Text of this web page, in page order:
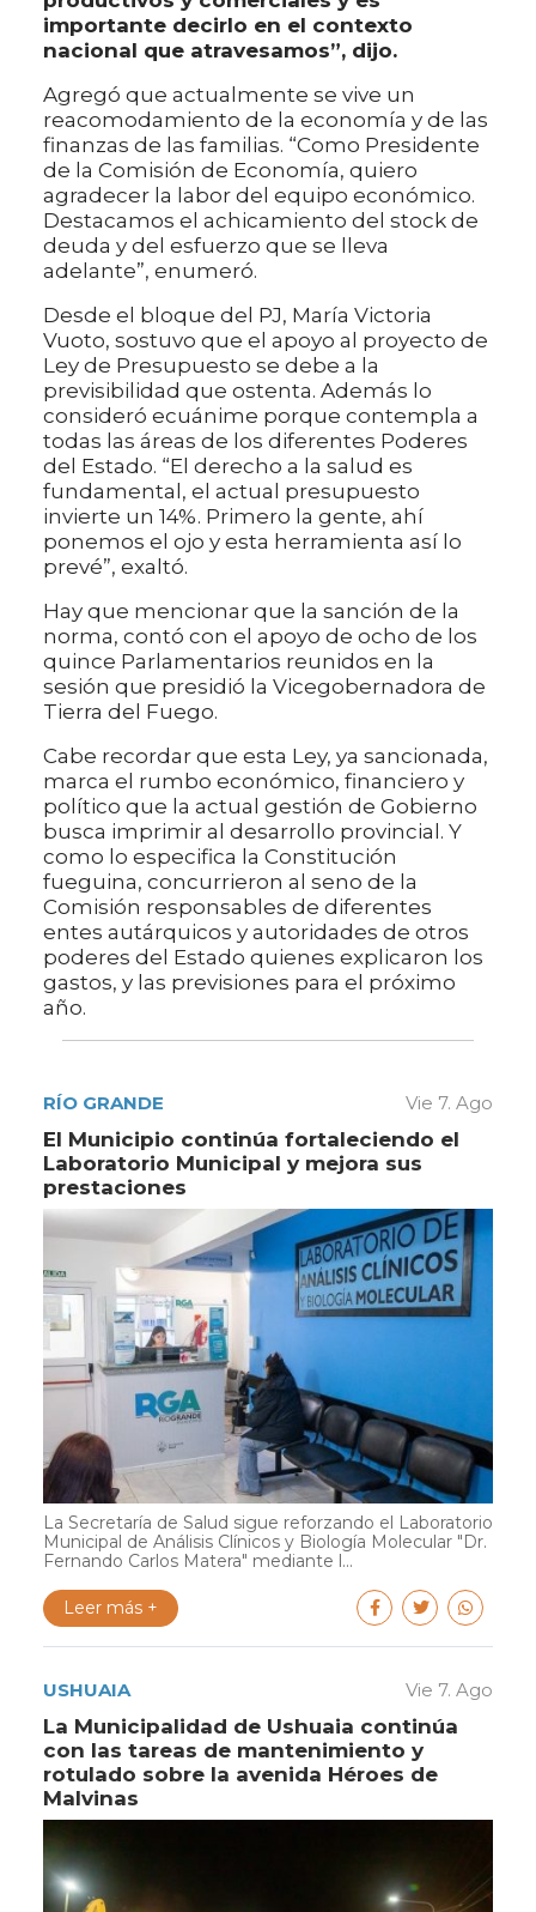
importante decirlo en el contexto
nacional que atravesamos”, dijo.
Agregó que actualmente se vive un
reacomodamiento de la economía y de las
finanzas de las familias. “Como Presidente
de la Comisión de Economía, quiero
agradecer la labor del equipo económico.
Destacamos el achicamiento del stock de
deuda y del esfuerzo que se lleva
adelante”, enumeró.
Desde el bloque del PJ, María Victoria
Vuoto, sostuvo que el apoyo al proyecto de
Ley de Presupuesto se debe a la
previsibilidad que ostenta. Además lo
consideró ecuánime porque contempla a
todas las áreas de los diferentes Poderes
del Estado. “El derecho a la salud es
fundamental, el actual presupuesto
invierte un 14%. Primero la gente, ahí
ponemos el ojo y esta herramienta así lo
prevé”, exaltó.
Hay que mencionar que la sanción de la
norma, contó con el apoyo de ocho de los
quince Parlamentarios reunidos en la
sesión que presidió la Vicegobernadora de
Tierra del Fuego.
Cabe recordar que esta Ley, ya sancionada,
marca el rumbo económico, financiero y
político que la actual gestión de Gobierno
busca imprimir al desarrollo provincial. Y
como lo especifica la Constitución
fueguina, concurrieron al seno de la
Comisión responsables de diferentes
entes autárquicos y autoridades de otros
poderes del Estado quienes explicaron los
gastos, y las previsiones para el próximo
año.
RÍO GRANDE Vie 7. Ago
El Municipio continúa fortaleciendo el
Laboratorio Municipal y mejora sus
prestaciones
La Secretaría de Salud sigue reforzando el Laboratorio
Municipal de Análisis Clínicos y Biología Molecular "Dr.
Fernando Carlos Matera" mediante l...
Leer más +
USHUAIA Vie 7. Ago
La Municipalidad de Ushuaia continúa
con las tareas de mantenimiento y
rotulado sobre la avenida Héroes de
Malvinas